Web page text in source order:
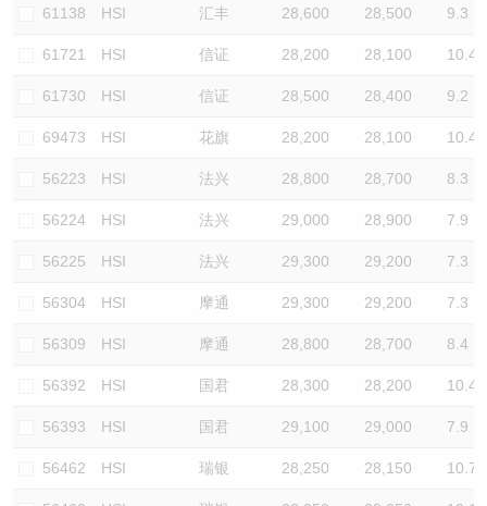
61138 HSI 汇丰 28,600 28,500 9.3
61721 HSI 信证 28,200 28,100 10.4
61730 HSI 信证 28,500 28,400 9.2
69473 HSI 花旗 28,200 28,100 10.4
56223 HSI 法兴 28,800 28,700 8.3
56224 HSI 法兴 29,000 28,900 7.9
56225 HSI 法兴 29,300 29,200 7.3
56304 HSI 摩通 29,300 29,200 7.3
56309 HSI 摩通 28,800 28,700 8.4
56392 HSI 国君 28,300 28,200 10.4
56393 HSI 国君 29,100 29,000 7.9
56462 HSI 瑞银 28,250 28,150 10.7